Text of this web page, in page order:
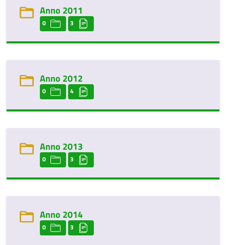
Anno 2011
0 3
Anno 2012
0 4
Anno 2013
0 3
Anno 2014
0 3